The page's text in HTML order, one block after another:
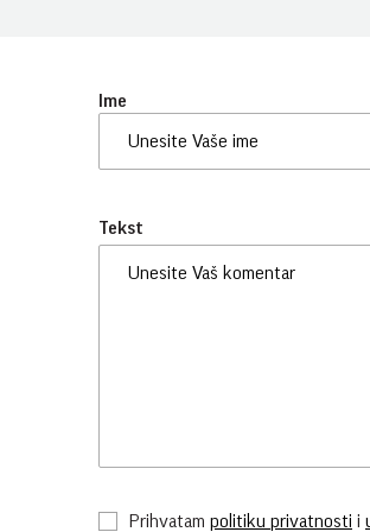
Ime
Tekst
Prihvatam politiku privatnosti i